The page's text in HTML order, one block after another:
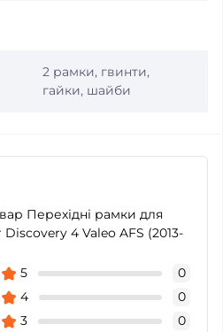
2 рамки, гвинти,
гайки, шайби
Перехідні рамки для
Discovery 4 Valeo AFS (2013-
5
0
4
0
3
0